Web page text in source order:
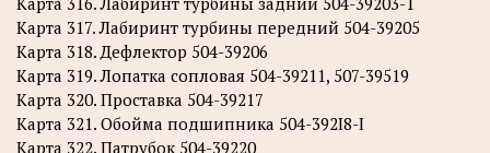
Карта 317. Лабиринт турбины передний 504-39205
Карта 318. Дефлектор 504-39206
Карта 319. Лопатка сопловая 504-39211, 507-39519
Карта 320. Проставка 504-39217
Карта 321. Обойма подшипника 504-392I8-I
Карта 322. Патрубок 504-39220